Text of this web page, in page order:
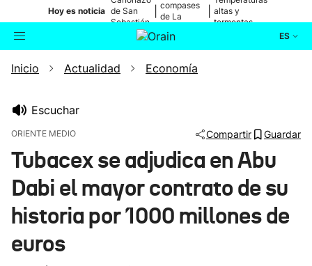
Hoy es noticia de San
Sebastián
compases
de La
altas y
tormentas
ES
Buscador Actualidad
Ikusmiran
Eguraldia
Inicio Actualidad Economía
Escuchar
ORIENTE MEDIO Compartir Guardar
Tubacex se adjudica en Abu
Dabi el mayor contrato de su
historia por 1000 millones de
euros